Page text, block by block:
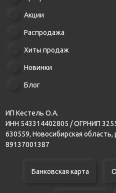
Акции
Распродажа
Хиты продаж
Новинки
Блог
ИП Кестель О.А.
ИНН 543314402805 / ОГРНИП
630559, Новосибирская область,
89137001387
Банковская карта